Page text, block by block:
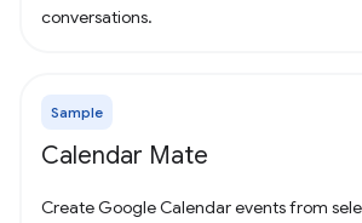
conversations.
Sample
Calendar Mate
Create Google Calendar events from